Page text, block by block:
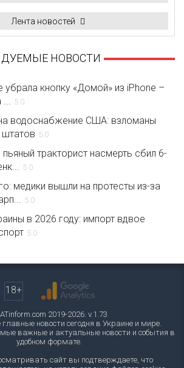
Лента новостей
НОВОСТИ
убрала кнопку «Домой» из iPhone –
5.0
водоснабжение США: взломаны
5.0
тракторист насмерть сбил 6-
5.0
медики вышли на протесты из-за
5.0
в 2026 году: импорт вдвое
5.0
18+
2019-2026. v.1.73
главные новости сегодня в Украине и мире.
важные и актуальные новости и события в
удобном формате.
сайт вы подтверждаете, что